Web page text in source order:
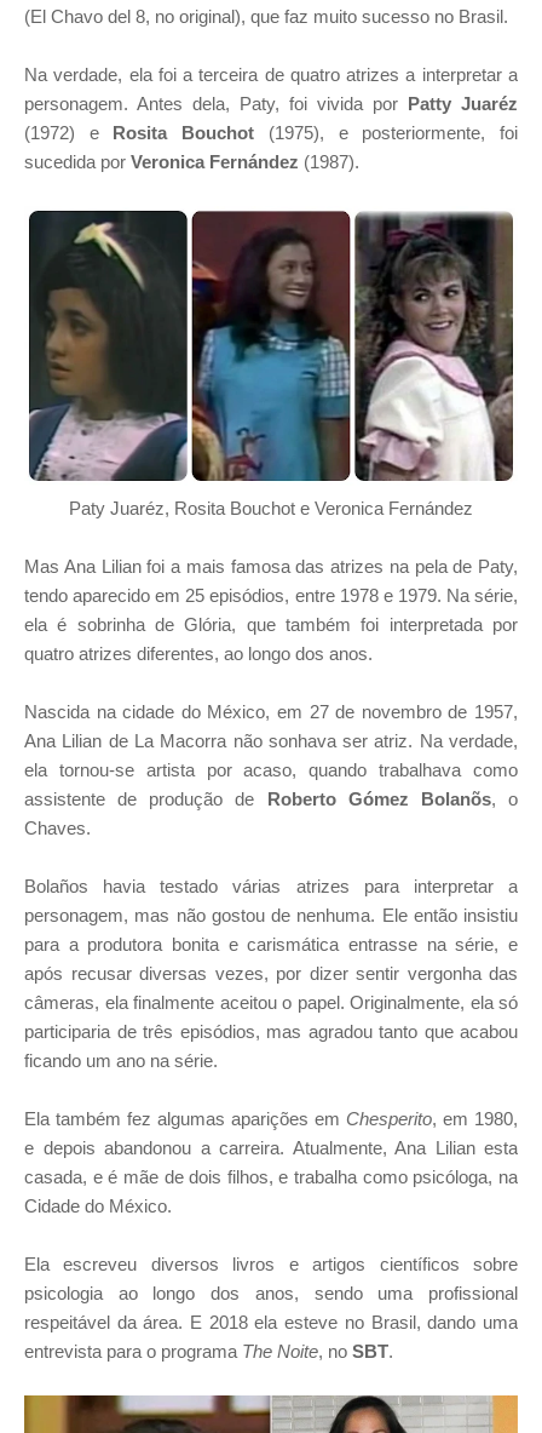
(El Chavo del 8, no original), que faz muito sucesso no Brasil.
Na verdade, ela foi a terceira de quatro atrizes a interpretar a
personagem. Antes dela, Paty, foi vivida por Patty Juaréz
(1972) e Rosita Bouchot (1975), e posteriormente, foi
sucedida por Veronica Fernández (1987).
Paty Juaréz, Rosita Bouchot e Veronica Fernández
Mas Ana Lilian foi a mais famosa das atrizes na pela de Paty,
tendo aparecido em 25 episódios, entre 1978 e 1979. Na série,
ela é sobrinha de Glória, que também foi interpretada por
quatro atrizes diferentes, ao longo dos anos.
Nascida na cidade do México, em 27 de novembro de 1957,
Ana Lilian de La Macorra não sonhava ser atriz. Na verdade,
ela tornou-se artista por acaso, quando trabalhava como
assistente de produção de Roberto Gómez Bolanõs, o
Chaves.
Bolaños havia testado várias atrizes para interpretar a
personagem, mas não gostou de nenhuma. Ele então insistiu
para a produtora bonita e carismática entrasse na série, e
após recusar diversas vezes, por dizer sentir vergonha das
câmeras, ela finalmente aceitou o papel. Originalmente, ela só
participaria de três episódios, mas agradou tanto que acabou
ficando um ano na série.
Ela também fez algumas aparições em Chesperito, em 1980,
e depois abandonou a carreira. Atualmente, Ana Lilian esta
casada, e é mãe de dois filhos, e trabalha como psicóloga, na
Cidade do México.
Ela escreveu diversos livros e artigos científicos sobre
psicologia ao longo dos anos, sendo uma profissional
respeitável da área. E 2018 ela esteve no Brasil, dando uma
entrevista para o programa The Noite, no SBT.